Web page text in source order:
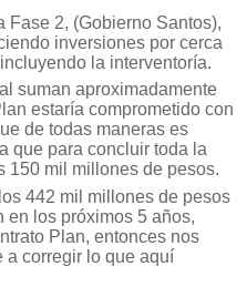
Fase 2, (Gobierno Santos),
inversiones por cerca
la interventoría.
suman aproximadamente
estaría comprometido con
de todas maneras es
que para concluir toda la
150 mil millones de pesos.
442 mil millones de pesos
los próximos 5 años,
Plan, entonces nos
a corregir lo que aquí